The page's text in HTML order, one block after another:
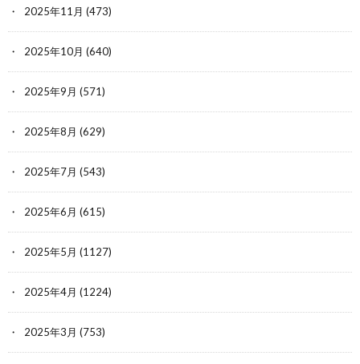
2025年11月 (473)
2025年10月 (640)
2025年9月 (571)
2025年8月 (629)
2025年7月 (543)
2025年6月 (615)
2025年5月 (1127)
2025年4月 (1224)
2025年3月 (753)